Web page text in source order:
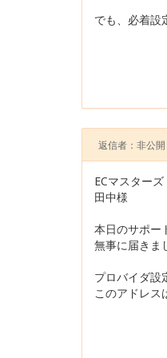
でも、必着
返信者：非公開
ECマスターズ
田中様
本日のサポー
無事に届きま
プロバイダ設
このアドレ